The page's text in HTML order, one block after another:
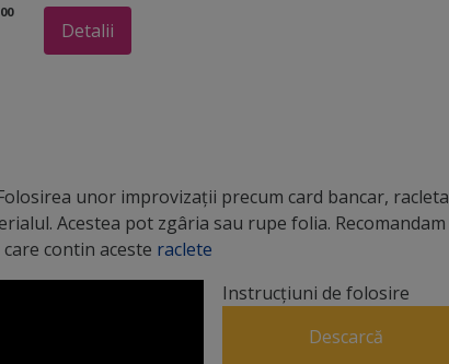
dungi,
lăţime
00
Detalii
unor improvizații precum card bancar, racleta
Acestea pot zgâria sau rupe folia. Recomandam
contin aceste raclete
Instrucțiuni de folosire
Descarcă